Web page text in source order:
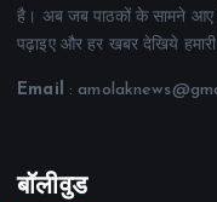
है। अब जब पाठकों के सामने आए
पढ़ाइए और हर खबर देखिये
Email :
बॉलीवुड